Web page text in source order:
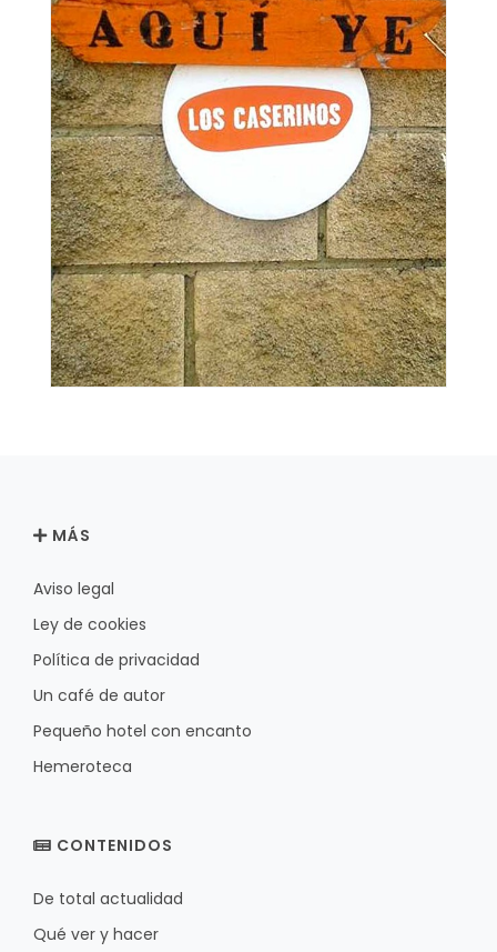
MÁS
Aviso legal
Ley de cookies
Política de privacidad
Un café de autor
Pequeño hotel con encanto
Hemeroteca
CONTENIDOS
De total actualidad
Qué ver y hacer